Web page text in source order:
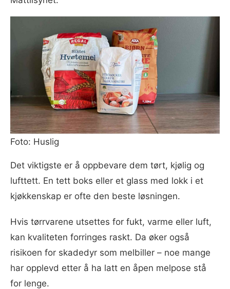
Foto: Huslig
Det viktigste er å oppbevare dem tørt, kjølig og
lufttett. En tett boks eller et glass med lokk i et
kjøkkenskap er ofte den beste løsningen.
Hvis tørrvarene utsettes for fukt, varme eller luft,
kan kvaliteten forringes raskt. Da øker også
risikoen for skadedyr som melbiller – noe mange
har opplevd etter å ha latt en åpen melpose stå
for lenge.